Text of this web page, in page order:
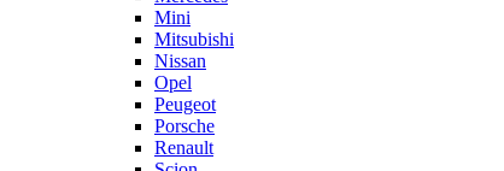
Mini
Mitsubishi
Nissan
Opel
Peugeot
Porsche
Renault